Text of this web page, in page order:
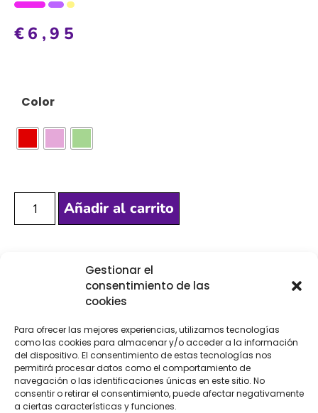
Gestionar el
consentimiento de las
cookies
Para ofrecer las mejores experiencias, utilizamos tecnologías
como las cookies para almacenar y/o acceder a la información
del dispositivo. El consentimiento de estas tecnologías nos
permitirá procesar datos como el comportamiento de
navegación o las identificaciones únicas en este sitio. No
consentir o retirar el consentimiento, puede afectar negativamente
a ciertas características y funciones.
€6,95
Color
Añadir al carrito
[Las unidades seleccionadas son en
COMPRA
SEGURA
ENVÍO 24-48H TIENDA FÍSICA